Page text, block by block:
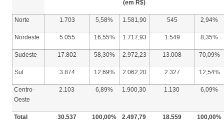
(em R$)
Norte 1.703 5,58% 1.581,90 545 2,94%
Nordeste 5.055 16,55% 1.717,93 1.549 8,35%
Sudeste 17.802 58,30% 2.972,23 13.008 70,09%
Sul 3.874 12,69% 2.062,20 2.327 12,54%
Centro-
Oeste
2.103 6,89% 1.900,30 1.130 6,09%
Total 30.537 100,00% 2.497,79 18.559 100,00%